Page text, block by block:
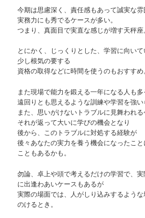
今期は思慮深く、責任感もあって誠実な雰
実務力にも秀でるケースが多い。
つまり、真面目で実直な感じが増す天秤座
とにかく、じっくりとした、学習に向いて
少し根気の要する
資格の取得などに時間を使うのもおすすめ
また現場で能力を鍛える一年になる人も多
遠回りとも思えるような訓練や学習を強い
また、思いがけないトラブルに見舞われ
それが返って大いに学びの機会となり
後から、このトラブルに対処する経験が
後々あなたの実力を養う機会になったこ
こともあるかも。
勿論、卓上や頭で考えるだけの学習で、
に出逢わあいケースもあるが
実際の場面では、人がしり込みするよう
のけるとき。